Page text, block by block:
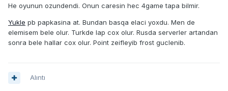
He oyunun ozundendi. Onun caresin hec 4game tapa bilmir.
Yukle pb papkasina at. Bundan basqa elaci yoxdu. Men de
elemisem bele olur. Turkde lap cox olur. Rusda serverler artandan
sonra bele hallar cox olur. Point zeifleyib frost guclenib.
Alıntı